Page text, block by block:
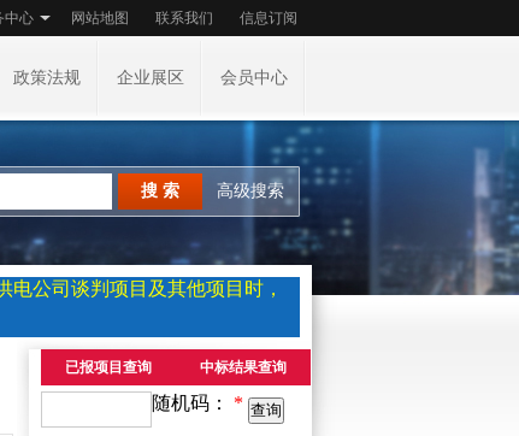
中心 网站地图 联系我们 信息订阅
政策法规 企业展区 会员中心
搜 索 高级搜索
公司谈判项目及其他项目时，
已报项目查询 中标结果查询
随机码： *